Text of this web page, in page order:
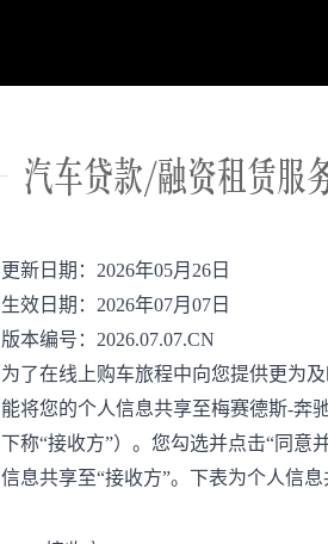
汽车贷款/融资租赁服
更新日期： 2026年05月 26 日
生效日期： 2026年07月 07 日
版本编号： 2026.07.07.CN
为了在线上购车旅程中向您提供更为
能将您的个人信息共享至梅赛德斯-奔
下称“接收方”）。您勾选并点击“同意
信息共享至“接收方”。下表为个人信息